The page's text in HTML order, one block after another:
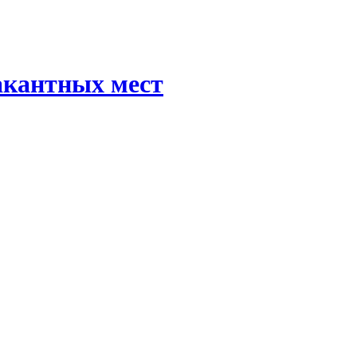
мест